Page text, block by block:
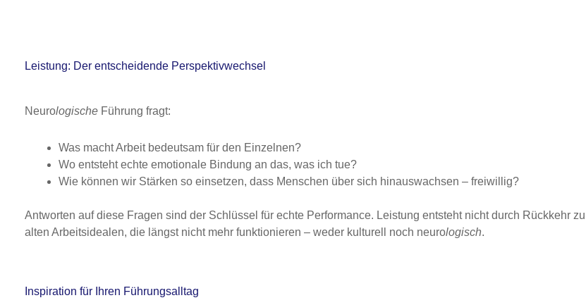
Leistung: Der entscheidende Perspektivwechsel
Neurologische Führung fragt:
Was macht Arbeit bedeutsam für den Einzelnen?
Wo entsteht echte emotionale Bindung an das, was ich tue?
Wie können wir Stärken so einsetzen, dass Menschen über sich hinauswachsen – freiwillig?
Antworten auf diese Fragen sind der Schlüssel für echte Performance. Leistung entsteht nicht durch Rückkehr zu
alten Arbeitsidealen, die längst nicht mehr funktionieren – weder kulturell noch neurologisch.
Inspiration für Ihren Führungsalltag